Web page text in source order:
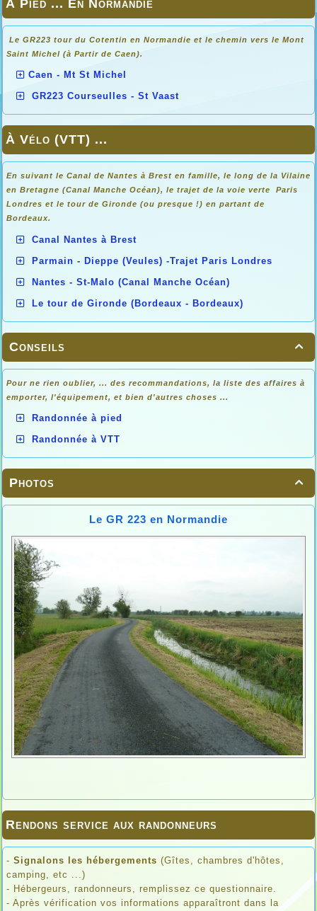
À Pied ... En Normandie
Le GR223 tour du Cotentin en Normandie et le chemin vers le Mont
Saint Michel (à Partir de Caen).
Caen - Mt St Michel
GR223 Courseulles - St Vaast
À Vélo (VTT) ...
En suivant le Canal de Nantes à Brest en famille, le long de la Vilaine
en Bretagne (Canal Manche Océan), le trajet de la voie verte Paris
Londres et le tour de Gironde (ou presque !) en partant de
Bordeaux.
Canal Nantes à Brest
Parmain - Dieppe (Veules) -Trajet Paris Londres
Nantes - St-Malo (Canal Manche Océan)
Le tour de Gironde (Bordeaux - Bordeaux)

Conseils
Pour ne rien oublier, ... des recommandations, la liste des affaires à
emporter, l'équipement, et bien d'autres choses ...
Randonnée à pied
Randonnée à VTT

Photos
Le GR 223 en Normandie
Rendons service aux randonneurs
- Signalons les hébergements (Gîtes, chambres d'hôtes,
camping, etc ...)
- Hébergeurs, randonneurs, remplissez ce questionnaire.
- Après vérification vos informations apparaîtront dans la